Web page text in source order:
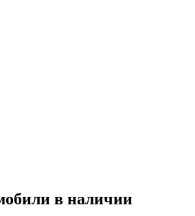
в наличии